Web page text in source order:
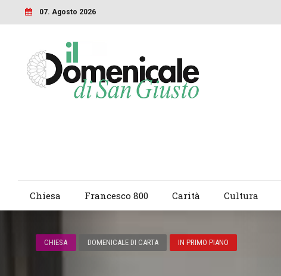
07. Agosto 2026
Chiesa Francesco 800 Carità Cultura
CHIESA DOMENICALE DI CARTA IN PRIMO PIANO